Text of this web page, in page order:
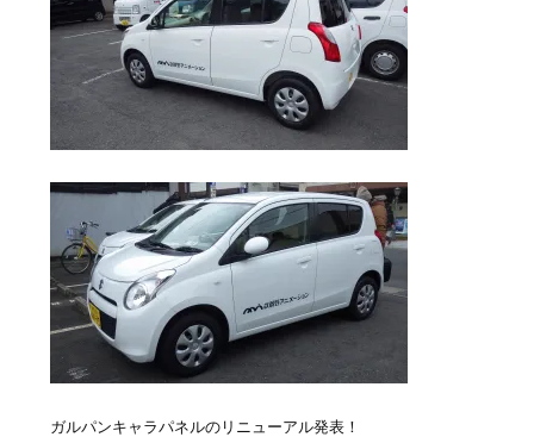
ガルパンキャラパネルのリニューアル発表！